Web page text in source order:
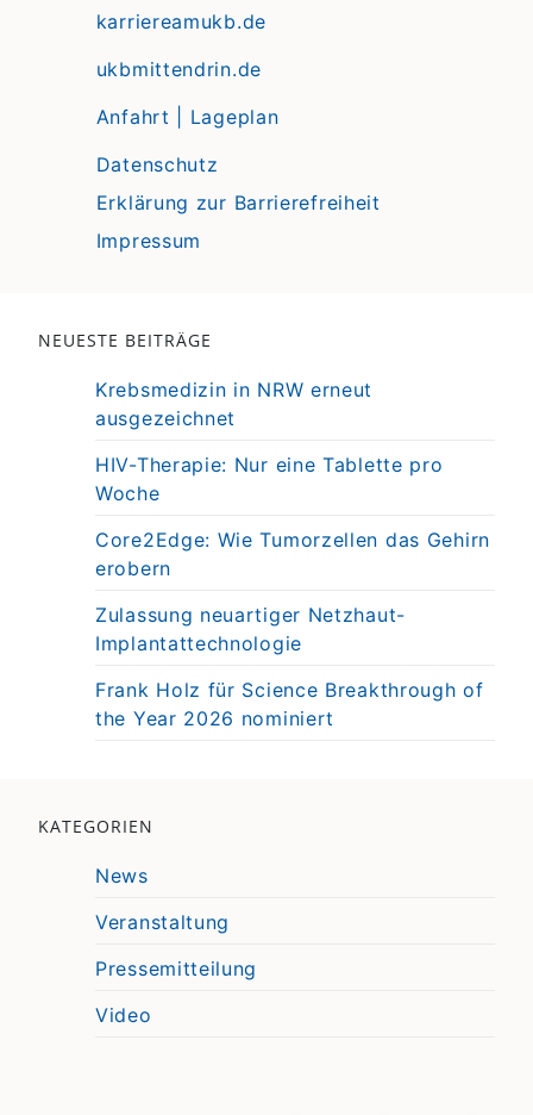
karriereamukb.de
ukbmittendrin.de
Anfahrt | Lageplan
Datenschutz
Erklärung zur Barrierefreiheit
Impressum
NEUESTE BEITRÄGE
Krebsmedizin in NRW erneut
ausgezeichnet
HIV-Therapie: Nur eine Tablette pro
Woche
Core2Edge: Wie Tumorzellen das Gehirn
erobern
Zulassung neuartiger Netzhaut-
Implantattechnologie
Frank Holz für Science Breakthrough of
the Year 2026 nominiert
KATEGORIEN
News
Veranstaltung
Pressemitteilung
Video